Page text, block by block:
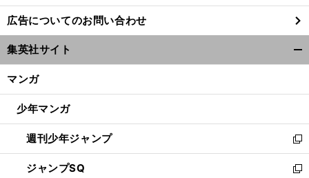
し
い
ウ
ィ
ン
ウ
開
く
広告についてのお問い合わせ
集英社サイト
マンガ
少年マンガ
週刊少年ジャンプ
新
し
い
ジャンプSQ
新